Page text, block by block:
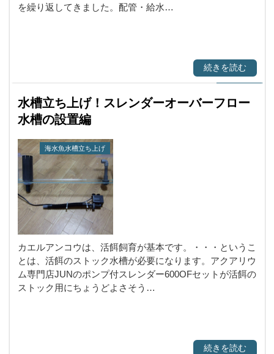
を繰り返してきました。配管・給水…
続きを読む
水槽立ち上げ！スレンダーオーバーフロー
水槽の設置編
海水魚水槽立ち上げ
カエルアンコウは、活餌飼育が基本です。・・・というこ
とは、活餌のストック水槽が必要になります。アクアリウ
ム専門店JUNのポンプ付スレンダー600OFセットが活餌の
ストック用にちょうどよさそう…
続きを読む